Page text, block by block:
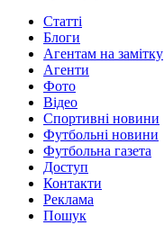
Статті
Блоги
Агентам на замітку
Агенти
Фото
Відео
Спортивні новини
Футбольні новини
Футбольна газета
Доступ
Контакти
Реклама
Пошук